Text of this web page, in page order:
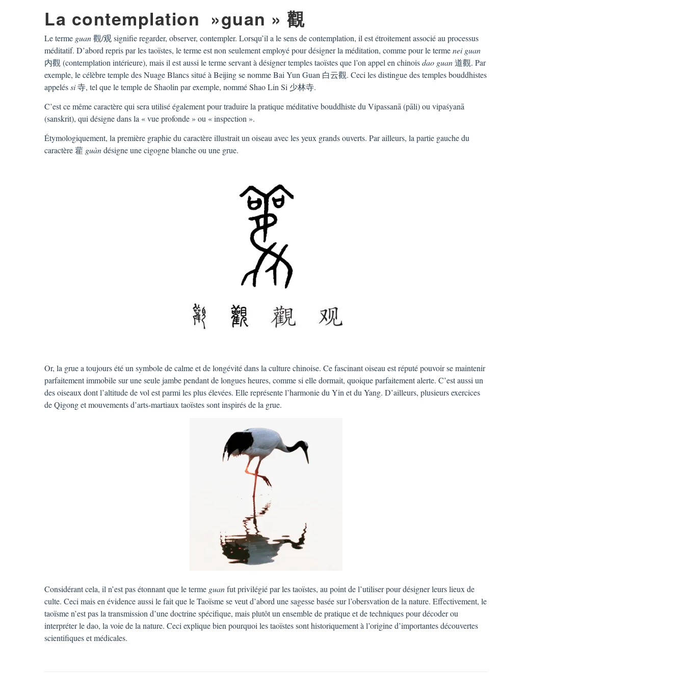
La contemplation »guan » 觀
Le terme guan觀/观 signifie regarder, observer, contempler. Lorsqu’il a le sens de contemplation, il est étroitement associé au processus
méditatif. D’abord repris par les taoïstes, le terme est non seulement employé pour désigner la méditation, comme pour le termenei guan
内觀 (contemplation intérieure), mais il est aussi le terme servant à désigner temples taoïstes que l’on appel en chinoisdao guan道觀. Par
exemple, le célèbre temple des Nuage Blancs situé à Beijing se nomme Bai Yun Guan 白云觀. Ceci les distingue des temples bouddhistes
appeléssi寺, tel que le temple de Shaolin par exemple, nommé Shao Lin Si 少林寺.
C’est ce même caractère qui sera utilisé également pour traduire la pratique méditative bouddhiste du Vipassanā (pāli) ou vipaśyanā
(sanskrit), qui désigne dans la « vue profonde » ou « inspection ».
Étymologiquement, la première graphie du caractère illustrait un oiseau avec les yeux grands ouverts. Par ailleurs, la partie gauche du
caractère 雚 guàndésigne une cigogne blanche ou une grue.
Or, la grue a toujours été un symbole de calme et de longévité dans la culture chinoise. Ce fascinant oiseau est réputé pouvoir se maintenir
parfaitement immobile sur une seule jambe pendant de longues heures, comme si elle dormait, quoique parfaitement alerte. C’est aussi un
des oiseaux dont l’altitude de vol est parmi les plus élevées. Elle représente l’harmonie du Yin et du Yang. D’ailleurs, plusieurs exercices
de Qigong et mouvements d’arts-martiaux taoïstes sont inspirés de la grue.
Considérant cela, il n’est pas étonnant que le terme guanfut privilégié par les taoïstes, au point de l’utiliser pour désigner leurs lieux de
culte. Ceci mais en évidence aussi le fait que le Taoïsme se veut d’abord une sagesse basée sur l’obersvation de la nature. Effectivement, le
taoïsme n’est pas la transmission d’une doctrine spécifique, mais plutôt un ensemble de pratique et de techniques pour décoder ou
interpréter le dao, la voie de la nature. Ceci explique bien pourquoi les taoïstes sont historiquement à l’origine d’importantes découvertes
scientifiques et médicales.